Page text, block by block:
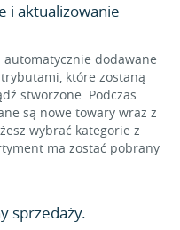
i aktualizowanie
dodawane
które zostaną
stworzone. Podczas
są nowe towary wraz z
wybrać kategorie z
ma zostać pobrany
sprzedaży.